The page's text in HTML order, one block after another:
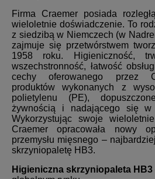
Firma Craemer posiada
wieloletnie doświadczenie. To
z siedzibą w Niemczech (w
zajmuje się przetwórstwem
1958 roku. Higieniczność,
wszechstronność, łatwość
cechy oferowanego przez
produktów wykonanych z
polietylenu (PE),
żywnością i nadającego się
Wykorzystując swoje
Craemer opracowała nowy
przemysłu mięsnego –
skrzyniopaletę HB3.
Higieniczna skrzyniopaleta HB3